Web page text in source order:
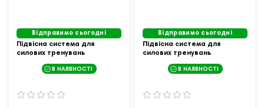
Відправимо сьогодні
Підвісна система для
силових тренувань
жовтий
В НАЯВНОСТІ
Відправимо сьогодні
Підвісна система для
силових тренувань
камуфляжВ НАЯВНОСТІ